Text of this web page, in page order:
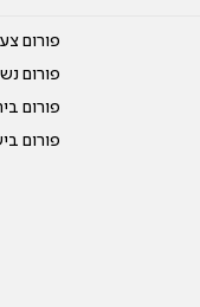
פורום
פורום
פורום
פורום